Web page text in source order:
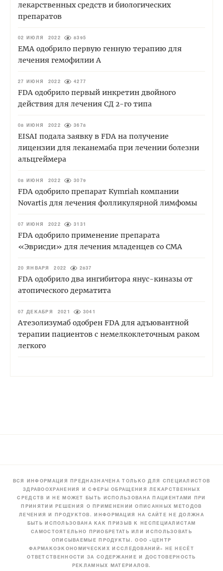
лекарственных средств и биологических
препаратов
02 ИЮЛЯ 2022 8395
EMA одобрило первую генную терапию для
лечения гемофилии А
27 ИЮНЯ 2022 4277
FDA одобрило первый инкретин двойного
действия для лечения СД 2-го типа
08 ИЮНЯ 2022 3678
EISAI подала заявку в FDA на получение
лицензии для леканемаба при лечении болезни
альцгеймера
08 ИЮНЯ 2022 3079
FDA одобрило препарат Kymriah компании
Novartis для лечения фолликулярной лимфомы
07 ИЮНЯ 2022 3131
FDA одобрило применение препарата
«Эврисди» для лечения младенцев со СМА
20 ЯНВАРЯ 2022 2837
FDA одобрило два ингибитора янус-киназы от
атопического дерматита
07 ДЕКАБРЯ 2021 3041
Атезолизумаб одобрен FDA для адъювантной
терапии пациентов с немелкоклеточным раком
легкого
ВСЯ ИНФОРМАЦИЯ ПРЕДНАЗНАЧЕНА ТОЛЬКО ДЛЯ СПЕЦИАЛИСТОВ
ЗДРАВООХРАНЕНИЯ И СФЕРЫ ОБРАЩЕНИЯ ЛЕКАРСТВЕННЫХ
СРЕДСТВ И НЕ МОЖЕТ БЫТЬ ИСПОЛЬЗОВАНА ПАЦИЕНТАМИ ПРИ
ПРИНЯТИИ РЕШЕНИЯ О ПРИМЕНЕНИИ ОПИСАННЫХ МЕТОДОВ
ЛЕЧЕНИЯ И ПРОДУКТОВ. ИНФОРМАЦИЯ НА САЙТЕ НЕ ДОЛЖНА
БЫТЬ ИСПОЛЬЗОВАНА КАК ПРИЗЫВ К НЕСПЕЦИАЛИСТАМ
САМОСТОЯТЕЛЬНО ПРИОБРЕТАТЬ ИЛИ ИСПОЛЬЗОВАТЬ
ОПИСЫВАЕМЫЕ ПРОДУКТЫ. ООО «ЦЕНТР
ФАРМАКОЭКОНОМИЧЕСКИХ ИССЛЕДОВАНИЙ» НЕ НЕСЁТ
ОТВЕТСТВЕННОСТИ ЗА СОДЕРЖАНИЕ И ДОСТОВЕРНОСТЬ
РЕКЛАМНЫХ МАТЕРИАЛОВ.